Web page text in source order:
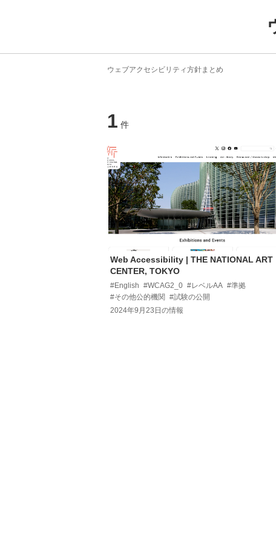
ウェブアクセシビリティ方針まとめ
1 件
Web Accessibility | THE NATIONAL ART
CENTER, TOKYO
#English #WCAG2_0 #レベルAA #準拠
#その他公的機関 #試験の公開
2024年9月23日 の情報